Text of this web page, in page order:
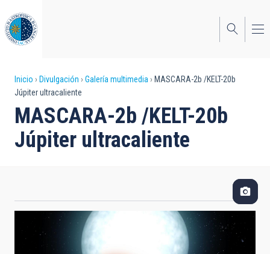
al
contenido
principal
Sobrescribir
enlaces
de
ayuda
navegación
Inicio Divulgación Galería multimedia
MASCARA-2b /KELT-20b
Júpiter ultracaliente
MASCARA-2b /KELT-20b
Júpiter ultracaliente